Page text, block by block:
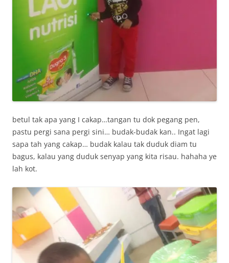
betul tak apa yang I cakap…tangan tu dok pegang pen,
pastu pergi sana pergi sini… budak-budak kan.. Ingat lagi
sapa tah yang cakap… budak kalau tak duduk diam tu
bagus, kalau yang duduk senyap yang kita risau. hahaha ye
lah kot.